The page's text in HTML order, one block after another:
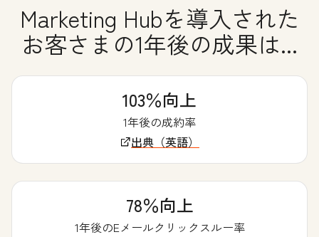
Marketing Hubを導入された
お客さまの1年後の成果は...
103％向上
1年後の成約率
出典（英語）
78％向上
1年後のEメールクリックスルー率